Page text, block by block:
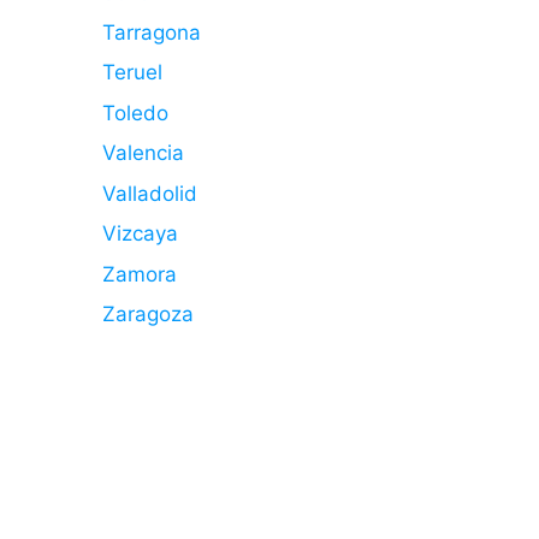
Tarragona
Teruel
Toledo
Valencia
Valladolid
Vizcaya
Zamora
Zaragoza